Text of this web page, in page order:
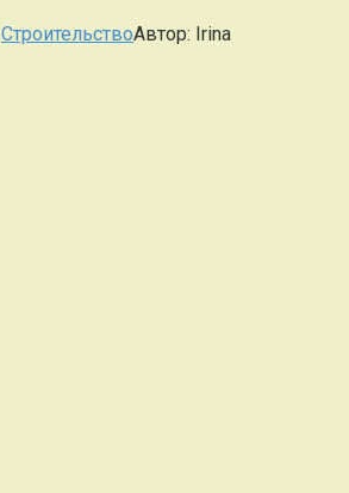
СтроительствоАвтор: Irina